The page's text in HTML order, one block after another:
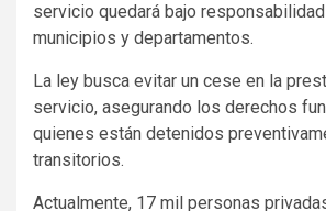
servicio quedará bajo
municipios y departamentos.
La ley busca evitar un cese en la
servicio, asegurando los derechos
quienes están detenidos
transitorios.
Actualmente, 17 mil personas